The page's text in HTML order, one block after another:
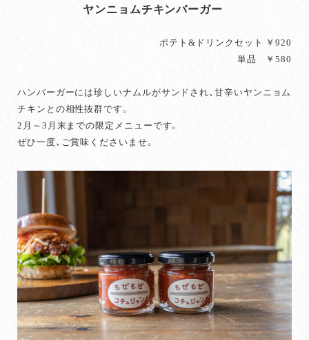
ヤンニョムチキンバーガー
ポテト&ドリンクセット ￥920
単品 ￥580
ハンバーガーには珍しいナムルがサンドされ、甘辛いヤンニョム
チキンとの相性抜群です。
2月～3月末までの限定メニューです。
ぜひ一度、ご賞味くださいませ。